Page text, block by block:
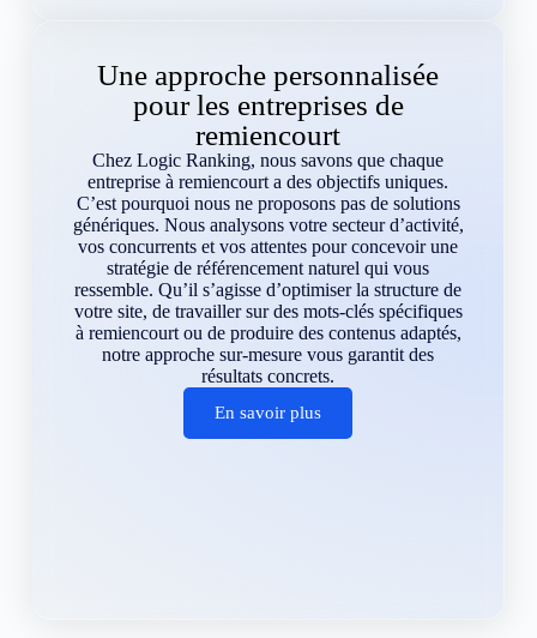
Une approche personnalisée
pour les entreprises de
remiencourt
Chez Logic Ranking, nous savons que chaque
entreprise à remiencourt a des objectifs uniques.
C’est pourquoi nous ne proposons pas de solutions
génériques. Nous analysons votre secteur d’activité,
vos concurrents et vos attentes pour concevoir une
stratégie de référencement naturel qui vous
ressemble. Qu’il s’agisse d’optimiser la structure de
votre site, de travailler sur des mots-clés spécifiques
à remiencourt ou de produire des contenus adaptés,
notre approche sur-mesure vous garantit des
résultats concrets.
En savoir plus